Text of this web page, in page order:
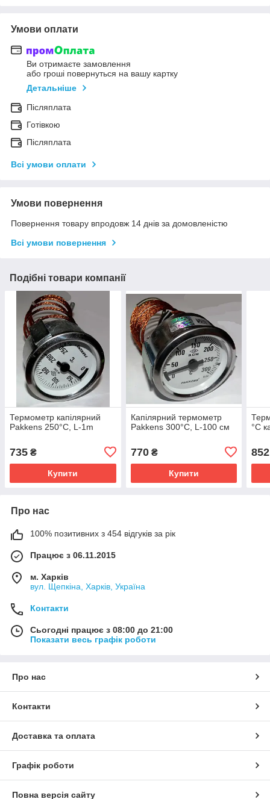
Умови оплати
Ви отримаєте замовлення
або гроші повернуться на вашу картку
Детальніше
Післяплата
Готівкою
Післяплата
Всі умови оплати
Умови повернення
Повернення товару впродовж 14 днів за домовленістю
Всі умови повернення
Подібні товари компанії
Термометр капілярний
Pakkens 250°С, L-1m
735 ₴
Купити
Капілярний термометр
Pakkens 300°С, L-100 см
770₴
Купити
°C
852
Про нас
100% позитивних з 454 відгуків за рік
Працює з 06.11.2015
м. Харків
вул. Щепкіна, Харків, Україна
Контакти
Сьогодні працює з 08:00 до 21:00
Показати весь графік роботи
Про нас
Контакти
Доставка та оплата
Графік роботи
Повна версія сайту